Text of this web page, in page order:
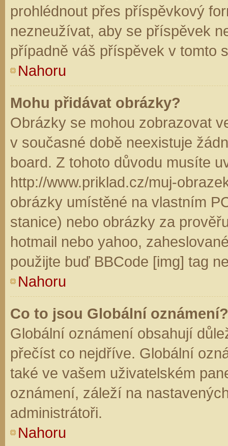
prohlédnout přes příspěvkový
nezneužívat, aby se příspěvek
případně váš příspěvek v tomto
Nahoru
Mohu přidávat obrázky?
Obrázky se mohou zobrazovat
v současné době neexistuje
board. Z tohoto důvodu musíte
http://www.priklad.cz/muj-
obrázky umístěné na vlastním
stanice) nebo obrázky za
hotmail nebo yahoo,
použijte buď BBCode [img] tag
Nahoru
Co to jsou Globální oznámení?
Globální oznámení obsahují
přečíst co nejdříve. Globální
také ve vašem uživatelském
oznámení, záleží na
administrátoři.
Nahoru